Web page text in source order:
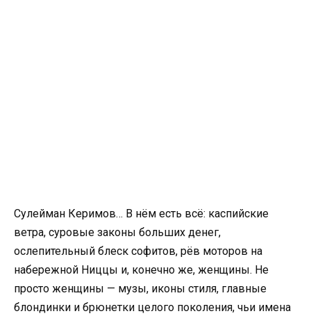
Сулейман Керимов… В нём есть всё: каспийские
ветра, суровые законы больших денег,
ослепительный блеск софитов, рёв моторов на
набережной Ниццы и, конечно же, женщины. Не
просто женщины — музы, иконы стиля, главные
блондинки и брюнетки целого поколения, чьи имена